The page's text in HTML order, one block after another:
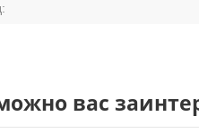
вас